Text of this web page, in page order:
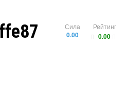
Рейтинг
0.00
Сила
0.00